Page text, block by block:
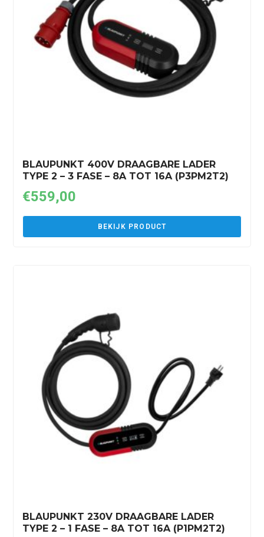
BLAUPUNKT 400V DRAAGBARE LADER
TYPE 2 – 3 FASE – 8A TOT 16A (P3PM2T2)
€559,00
BEKIJK PRODUCT
BLAUPUNKT 230V DRAAGBARE LADER
TYPE 2 – 1 FASE – 8A TOT 16A (P1PM2T2)